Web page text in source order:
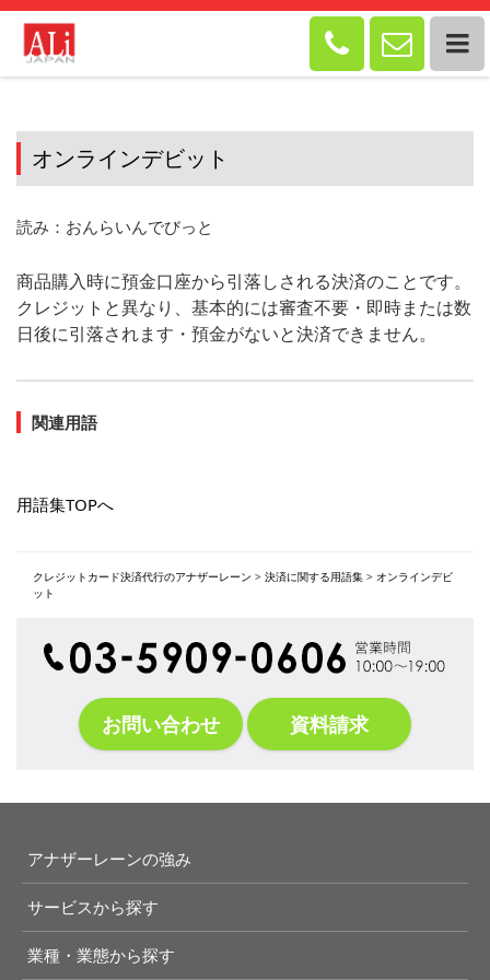
 
オンラインデビット
読み：おんらいんでびっと
商品購入時に預金口座から引落しされる決済のことです。
クレジットと異なり、基本的には審査不要・即時または数
日後に引落されます・預金がないと決済できません。
関連用語
用語集TOPへ
クレジットカード決済代行のアナザーレーン > 決済に関する用語集 > オンラインデビ
ット
お問い合わせ 資料請求
アナザーレーンの強み
サービスから探す
業種・業態から探す